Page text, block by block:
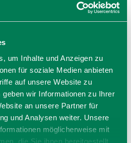
um Inhalte und Anzeigen zu
für soziale Medien anbieten
auf unsere Website zu
wir Informationen zu Ihrer
an unsere Partner für
und Analysen weiter. Unsere
möglicherweise mit
die Sie ihnen bereitgestellt
Uhr